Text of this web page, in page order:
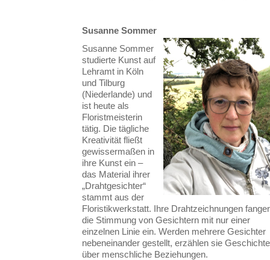
Susanne Sommer
Susanne Sommer
studierte Kunst auf
Lehramt in Köln
und Tilburg
(Niederlande) und
ist heute als
Floristmeisterin
tätig. Die tägliche
Kreativität fließt
gewissermaßen in
ihre Kunst ein –
das Material ihrer
„Drahtgesichter“
stammt aus der
Floristikwerkstatt. Ihre Drahtzeichnungen
die Stimmung von Gesichtern mit nur einer
einzelnen Linie ein. Werden mehrere Gesichter
nebeneinander gestellt, erzählen sie
über menschliche Beziehungen.